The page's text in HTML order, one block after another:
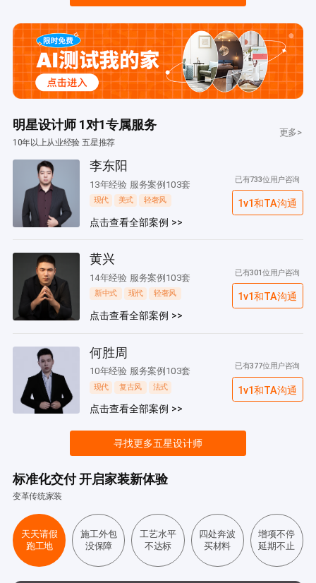
明星设计师 1对1专属服务
10年以上从业经验 五星推荐
更多>
李东阳
13年经验 服务案例103套
现代 美式 轻奢风
点击查看全部案例 >>
已有733位用户咨询
1v1和TA沟通
黄兴
14年经验 服务案例103套
新中式 现代 轻奢风
点击查看全部案例 >>
已有301位用户咨询
1v1和TA沟通
何胜周
10年经验 服务案例103套
现代 复古风 法式
点击查看全部案例 >>
已有377位用户咨询
1v1和TA沟通
寻找更多五星设计师
标准化交付 开启家装新体验
变革传统家装
天天请假
跑工地
施工外包
没保障
工艺水平
不达标
四处奔波
买材料
增项不停
延期不止